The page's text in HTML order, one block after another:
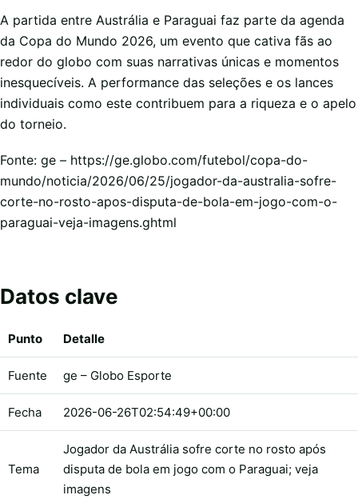
A partida entre Austrália e Paraguai faz parte da agenda
da Copa do Mundo 2026, um evento que cativa fãs ao
redor do globo com suas narrativas únicas e momentos
inesquecíveis. A performance das seleções e os lances
individuais como este contribuem para a riqueza e o apelo
do torneio.
Fonte: ge – https://ge.globo.com/futebol/copa-do-
mundo/noticia/2026/06/25/jogador-da-australia-sofre-
corte-no-rosto-apos-disputa-de-bola-em-jogo-com-o-
paraguai-veja-imagens.ghtml
Datos clave
Punto Detalle
Fuente ge – Globo Esporte
Fecha 2026-06-26T02:54:49+00:00
Tema
Jogador da Austrália sofre corte no rosto após
disputa de bola em jogo com o Paraguai; veja
imagens